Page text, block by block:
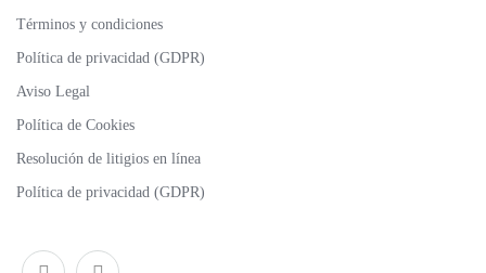
Términos y condiciones
Política de privacidad (GDPR)
Aviso Legal
Política de Cookies
Resolución de litigios en línea
Política de privacidad (GDPR)